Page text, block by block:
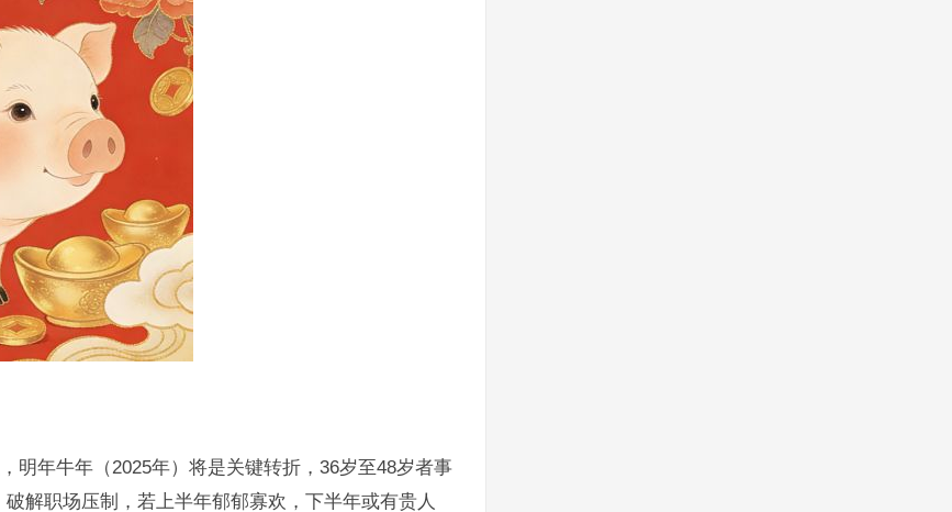
明年牛年（2025年）将是关键转折，36岁至48岁者事
解职场压制，若上半年郁郁寡欢，下半年或有贵人